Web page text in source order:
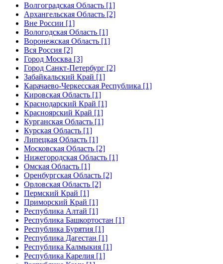
Волгоградская Область [1]
Архангельская Область [2]
Вне России [1]
Вологодская Область [1]
Воронежская Область [1]
Вся Россия [2]
Город Москва [3]
Город Санкт-Петербург [2]
Забайкальский Край [1]
Карачаево-Черкесская Республика [1]
Кировская Область [1]
Краснодарский Край [1]
Красноярский Край [1]
Курганская Область [1]
Курская Область [1]
Липецкая Область [1]
Московская Область [2]
Нижегородская Область [1]
Омская Область [1]
Оренбургская Область [2]
Орловская Область [2]
Пермский Край [1]
Приморский Край [1]
Республика Алтай [1]
Республика Башкортостан [1]
Республика Бурятия [1]
Республика Дагестан [1]
Республика Калмыкия [1]
Республика Карелия [1]